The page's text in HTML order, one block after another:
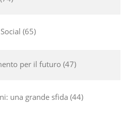
65
per il futuro 47
una grande sfida 44